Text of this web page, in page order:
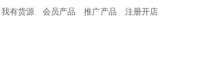
我有货源 会员产品 推广产品 注册开店